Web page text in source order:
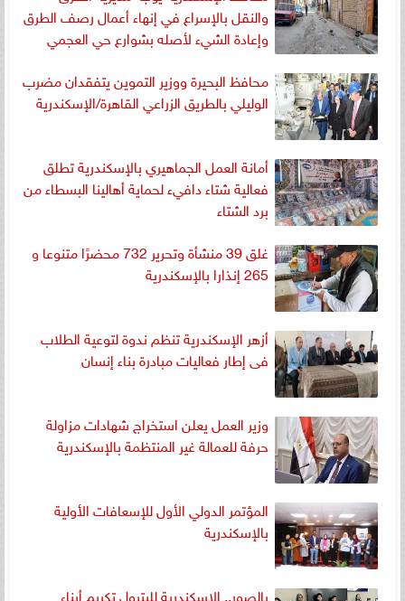
والنقل بالإسراع في إنهاء أعمال رصف الطرق
وإعادة الشيء لأصله بشوارع حي العجمي
محافظ البحيرة ووزير التموين يتفقدان مضرب
الوليلي بالطريق الزراعي القاهرة/الإسكندرية
أمانة العمل الجماهيري بالإسكندرية تطلق
فعالية شتاء دافيء لحماية أهالينا البسطاء من
برد الشتاء
غلق 39 منشأة وتحرير 732 محضرًا متنوعا و
265 إنذارا بالإسكندرية
أزهر الإسكندرية تنظم ندوة لتوعية الطلاب
فى إطار فعاليات مبادرة بناء إنسان
وزير العمل يعلن استخراج شهادات مزاولة
حرفة للعمالة غير المنتظمة بالإسكندرية
المؤتمر الدولي الأول للإسعافات الأولية
بالإسكندرية
بالصور.. الإسكندرية للبترول تكريم أبناء